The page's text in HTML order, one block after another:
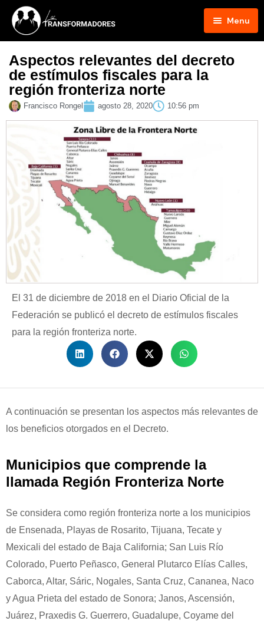
Menu
Blog
Podcast
Hosts
Contacto
Aspectos relevantes del decreto
de estímulos fiscales para la
región fronteriza norte
Francisco Rongel agosto 28, 2020 10:56 pm
El 31 de diciembre de 2018 en el Diario Oficial de la
Federación se publicó el decreto de estímulos fiscales
para la región fronteriza norte.
A continuación se presentan los aspectos más relevantes de
los beneficios otorgados en el Decreto.
Municipios que comprende la
llamada Región Fronteriza Norte
Se considera como región fronteriza norte a los municipios
de Ensenada, Playas de Rosarito, Tijuana, Tecate y
Mexicali del estado de Baja California; San Luis Río
Colorado, Puerto Peñasco, General Plutarco Elías Calles,
Caborca, Altar, Sáric, Nogales, Santa Cruz, Cananea, Naco
y Agua Prieta del estado de Sonora; Janos, Ascensión,
Juárez, Praxedis G. Guerrero, Guadalupe, Coyame del